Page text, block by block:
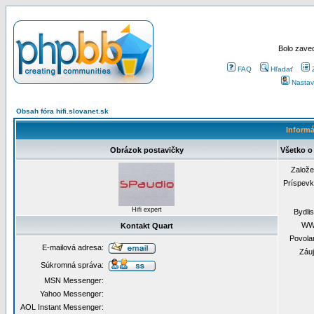
Bolo
FAQ Hľadať
Obsah fóra hifi.slovanet.sk
Obrázok postavičky Všetko
Hifi expert
Kontakt Quart
E-mailová adresa:
Súkromná správa:
MSN Messenger:
Yahoo Messenger:
AOL Instant Messenger: